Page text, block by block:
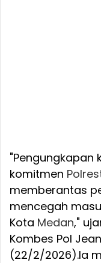
"Pengungkapan
komitmen
memberantas
mencegah
Kota Medan,"
Kombes Pol
(22/2/2026).Ia